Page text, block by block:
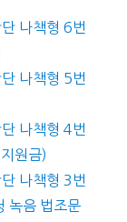
나책형 6번
나책형 5번
나책형 4번
원금)
나책형 3번
녹음 법조문